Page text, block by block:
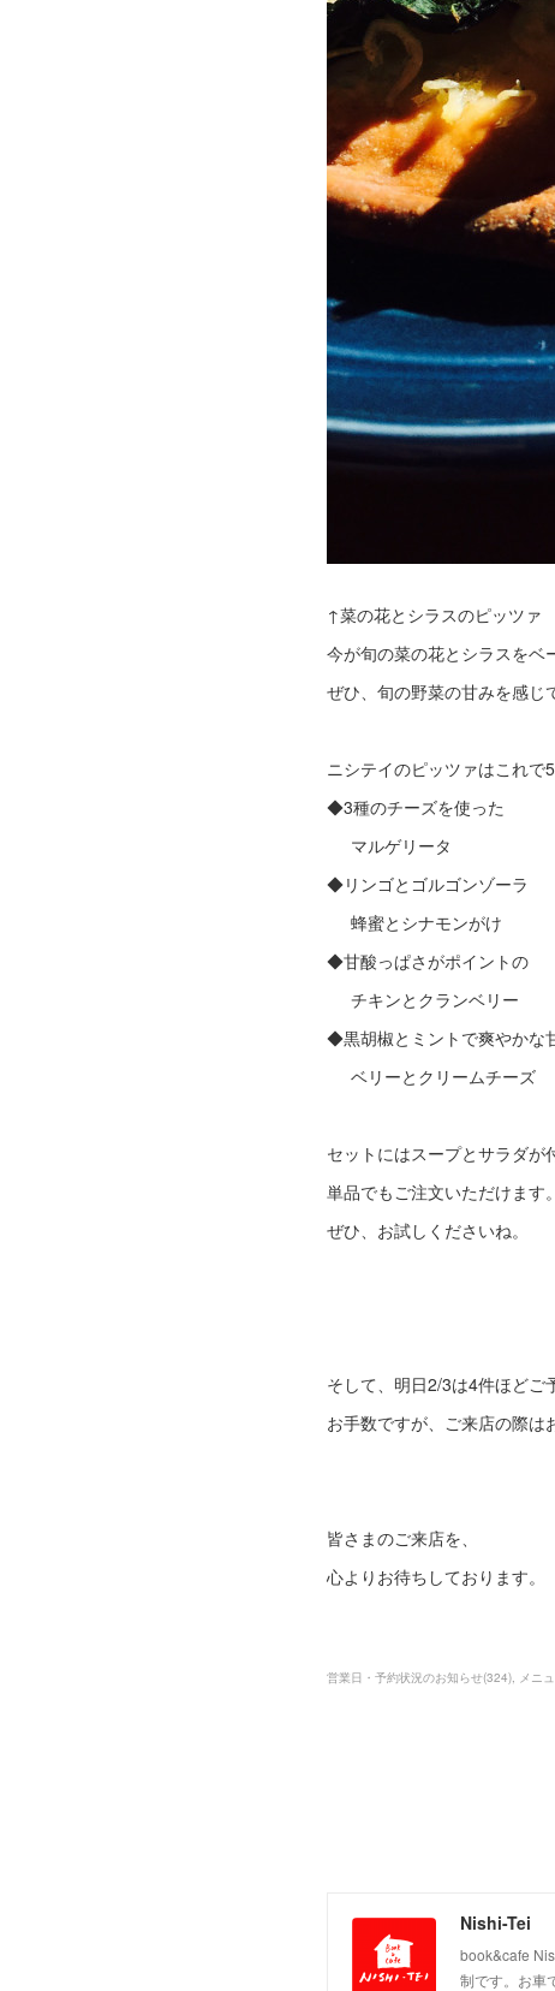
↑菜の花とシラスのピッツァ
今が旬の菜の花とシラスをベ
ぜひ、旬の野菜の甘みを感じ
ニシテイのピッツァはこれで
◆3種のチーズを使った
マルゲリータ
◆リンゴとゴルゴンゾーラ
蜂蜜とシナモンがけ
◆甘酸っぱさがポイントの
チキンとクランベリー
◆黒胡椒とミントで爽やかな
ベリーとクリームチーズ
セットにはスープとサラダが
単品でもご注文いただけます。
ぜひ、お試しくださいね。
そして、明日2/3は4件ほどご
お手数ですが、ご来店の際は
皆さまのご来店を、
心よりお待ちしております。
営業日・予約状況のお知らせ(324) メニ
Nishi-Tei
book&cafe
制です。お車